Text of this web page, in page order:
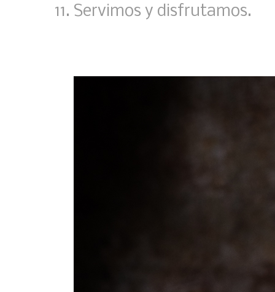
Servimos y disfrutamos.